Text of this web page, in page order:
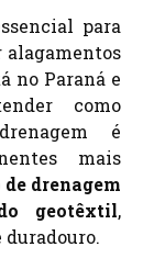
para
alagamentos
no Paraná e
como
é
mais
de drenagem
geotêxtil,